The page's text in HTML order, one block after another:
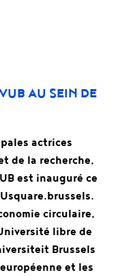
AU SEIN DE
actrices
de la recherche,
est inauguré ce
circulaire,
libre de
Brussels
et les